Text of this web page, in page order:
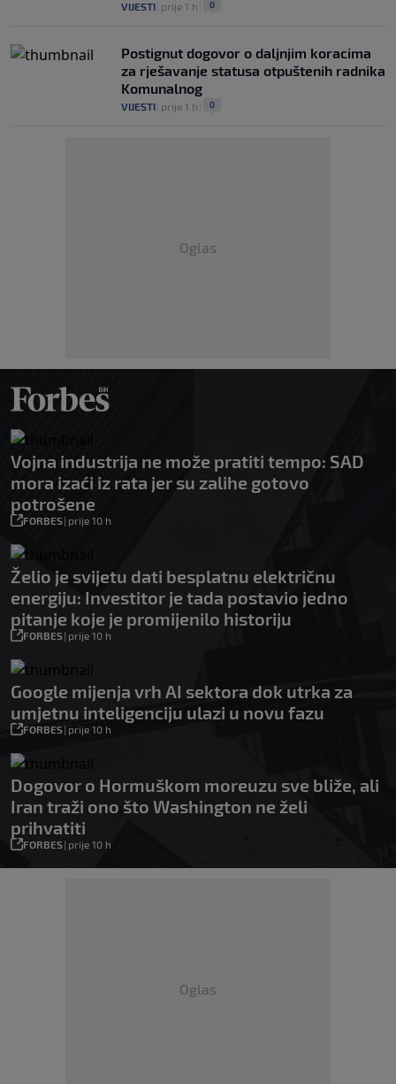
VIJESTI prije 1 h 0
Postignut dogovor o daljnjim koracima
za rješavanje statusa otpuštenih radnika
Komunalnog
VIJESTI prije 1 h 0
Oglas
Vojna industrija ne može pratiti tempo: SAD
mora izaći iz rata jer su zalihe gotovo
potrošene
FORBES| prije 10 h
Želio je svijetu dati besplatnu električnu
energiju: Investitor je tada postavio jedno
pitanje koje je promijenilo historiju
FORBES| prije 10 h
Google mijenja vrh AI sektora dok utrka za
umjetnu inteligenciju ulazi u novu fazu
FORBES| prije 10 h
Dogovor o Hormuškom moreuzu sve bliže, ali
Iran traži ono što Washington ne želi
prihvatiti
FORBES| prije 10 h
Oglas